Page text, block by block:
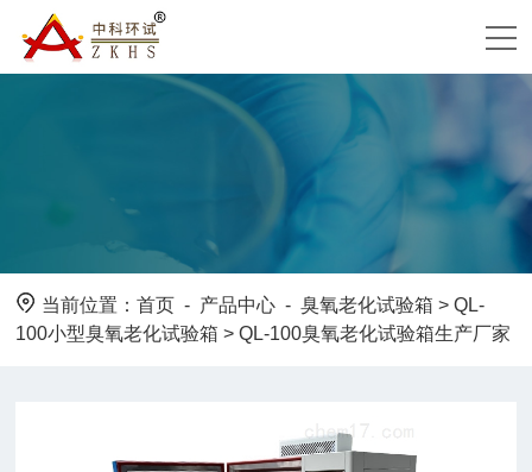
当前位置：首页 - 产品中心 -臭氧老化试验箱 >QL-
100小型臭氧老化试验箱 > QL-100臭氧老化试验箱生产厂家